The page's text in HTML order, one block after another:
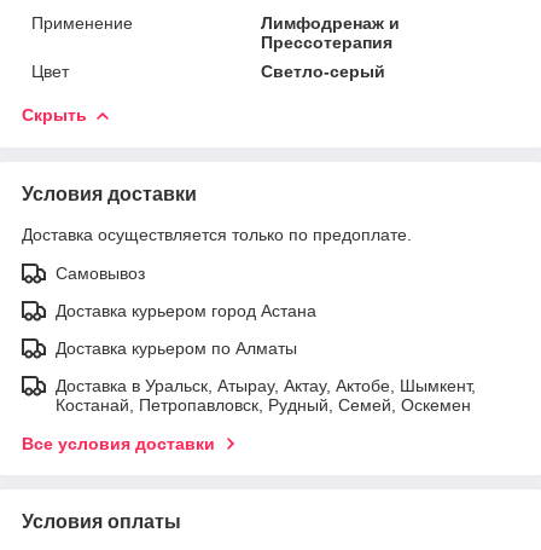
Применение
Лимфодренаж и
Прессотерапия
Цвет
Светло-серый
Скрыть
Условия доставки
Доставка осуществляется только по предоплате.
Самовывоз
Доставка курьером город Астана
Доставка курьером по Алматы
Доставка в Уральск, Атырау, Актау, Актобе, Шымкент,
Костанай, Петропавловск, Рудный, Семей, Оскемен
Все условия доставки
Условия оплаты